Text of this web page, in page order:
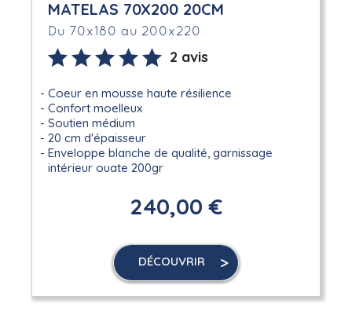
MATELAS 70X200 20CM
Du 70x180 au 200x220
2 avis
Coeur en mousse haute résilience
Confort moelleux
Soutien médium
20 cm d'épaisseur
Enveloppe blanche de qualité, garnissage
intérieur ouate 200gr
240,00 €
DÉCOUVRIR